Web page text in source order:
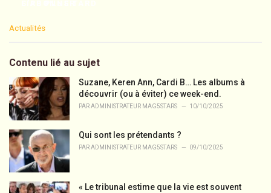
C
e
o
r
i
e
:
Actualités
Contenu lié au sujet
Suzane, Keren Ann, Cardi B… Les albums à
découvrir (ou à éviter) ce week-end.
PARADMINISTRATEUR MAG5STARS 10/10/2025
Qui sont les prétendants ?
PARADMINISTRATEUR MAG5STARS 09/10/2025
« Le tribunal estime que la vie est souvent